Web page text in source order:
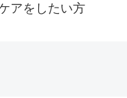
アをしたい方